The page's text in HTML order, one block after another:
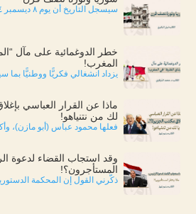
سيسجل التاريخ أن يوم ٨ ديسمبر ٢٠٢٤م يوم مفصلي...
خطر الدوغمائية على مآل
المغرب!
يزداد انشغالي فكريًّا ووطنيًّا بما
ماذا عن القرار العباسي
لك من نتنياهو!
فعلها محمود عباس (أبو مازن)،
وقد استجاب القضاء لدعوة
المستأجرون؟!
ذكّرني القول إن المحكمة